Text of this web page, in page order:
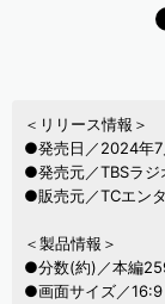
＜リリース情報＞
●発売日／2024年7
●発売元／TBSラジ
●販売元／TCエン
＜製品情報＞
●分数(約)／本編
●画面サイズ／